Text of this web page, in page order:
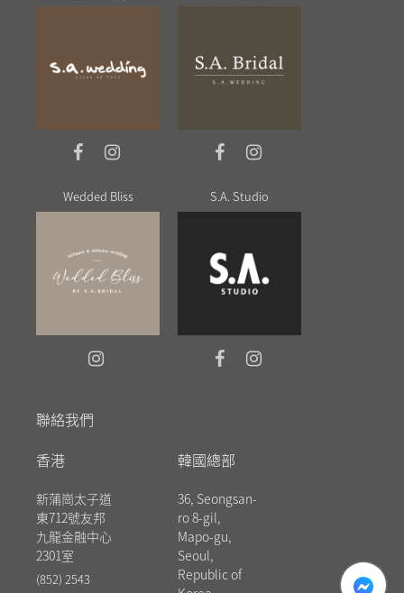
Wedded Bliss S.A. Studio
聯絡我們
香港
新蒲崗太子道
東712號友邦
九龍金融中心
2301室
(852) 2543
韓國總部
36, Seongsan-
ro 8-gil,
Mapo-gu,
Seoul,
Republic of
messenger